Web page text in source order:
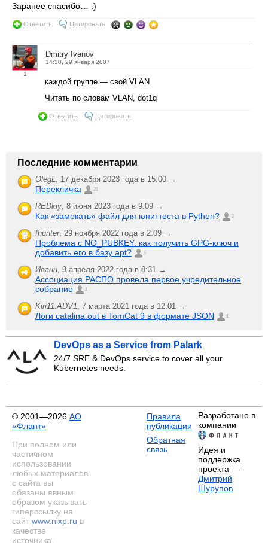
Заранее спасибо… :)
Ответить Цитировать
1
Dmitry Ivanov
14:30, 29 января 2007
каждой группе — свой VLAN
Читать по словам VLAN, dot1q
Ответить Цитировать
Последние комментарии
OlegL, 17 декабря 2023 года в 15:00 →
Перекличка 21
REDkiy, 8 июня 2023 года в 9:09 →
Как «замокать» файл для юниттеста в Python? 2
fhunter, 29 ноября 2022 года в 2:09 →
Проблема с NO_PUBKEY: как получить GPG-ключ и
добавить его в базу apt?
6
Иванн, 9 апреля 2022 года в 8:31 →
Ассоциация РАСПО провела первое учредительное
собрание
1
Kiri11.ADV1, 7 марта 2021 года в 12:01 →
Логи catalina.out в TomCat 9 в формате JSON 1
DevOps as a Service from Palark
24/7 SRE & DevOps service to cover all your
Kubernetes needs.
© 2001—2026 АО
«Флант»
При полном или
частичном
использовании
любых материалов
с сайта вы
обязаны явным
образом указывать
гиперссылку на
сайт www.nixp.ru в
качестве
источника.
Правила
публикации
Обратная
связь
Разработано в
компании
Идея и
поддержка
проекта —
Дмитрий
Шурупов